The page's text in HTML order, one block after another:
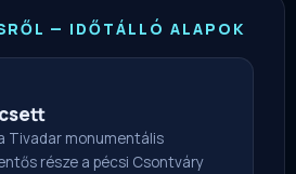
— IDŐTÁLLÓ ALAPOK
Tivadar monumentális
része a pécsi Csontváry